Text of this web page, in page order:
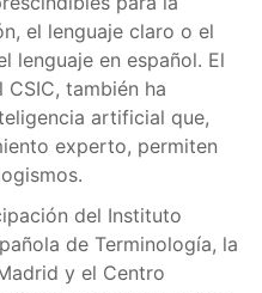
el lenguaje claro o el
lenguaje en español. El
también ha
artificial que,
experto, permiten
del Instituto
de Terminología, la
y el Centro